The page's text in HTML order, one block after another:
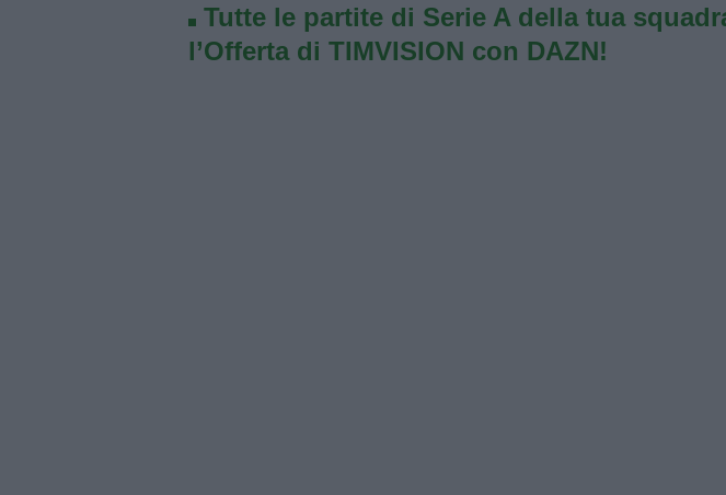
Tutte le partite di Serie A della tua
l’Offerta di TIMVISION con DAZN!